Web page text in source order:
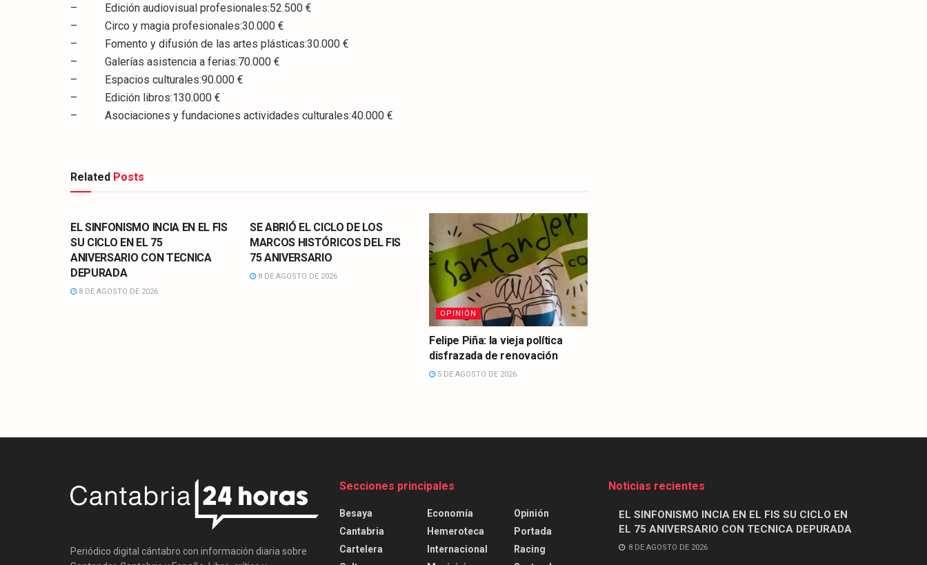
– Edición audiovisual profesionales:52.500 €
– Circo y magia profesionales:30.000 €
– Fomento y difusión de las artes plásticas:30.000 €
– Galerías asistencia a ferias:70.000 €
– Espacios culturales:90.000 €
– Edición libros:130.000 €
– Asociaciones y fundaciones actividades culturales:40.000 €
Related Posts
EL SINFONISMO INCIA EN EL FIS
SU CICLO EN EL 75
ANIVERSARIO CON TECNICA
DEPURADA
8 DE AGOSTO DE 2026
SE ABRIÓ EL CICLO DE LOS
MARCOS HISTÓRICOS DEL FIS
75 ANIVERSARIO
8 DE AGOSTO DE 2026
OPINIÓN
Felipe Piña: la vieja política
disfrazada de renovación
5 DE AGOSTO DE 2026
Periódico digital cántabro con información diaria sobre
Secciones principales
Besaya
Cantabria
Cartelera
Economía
Hemeroteca
Internacional
Opinión
Portada
Racing
Noticias recientes
EL SINFONISMO INCIA EN EL FIS SU CICLO EN
EL 75 ANIVERSARIO CON TECNICA DEPURADA
8 DE AGOSTO DE 2026